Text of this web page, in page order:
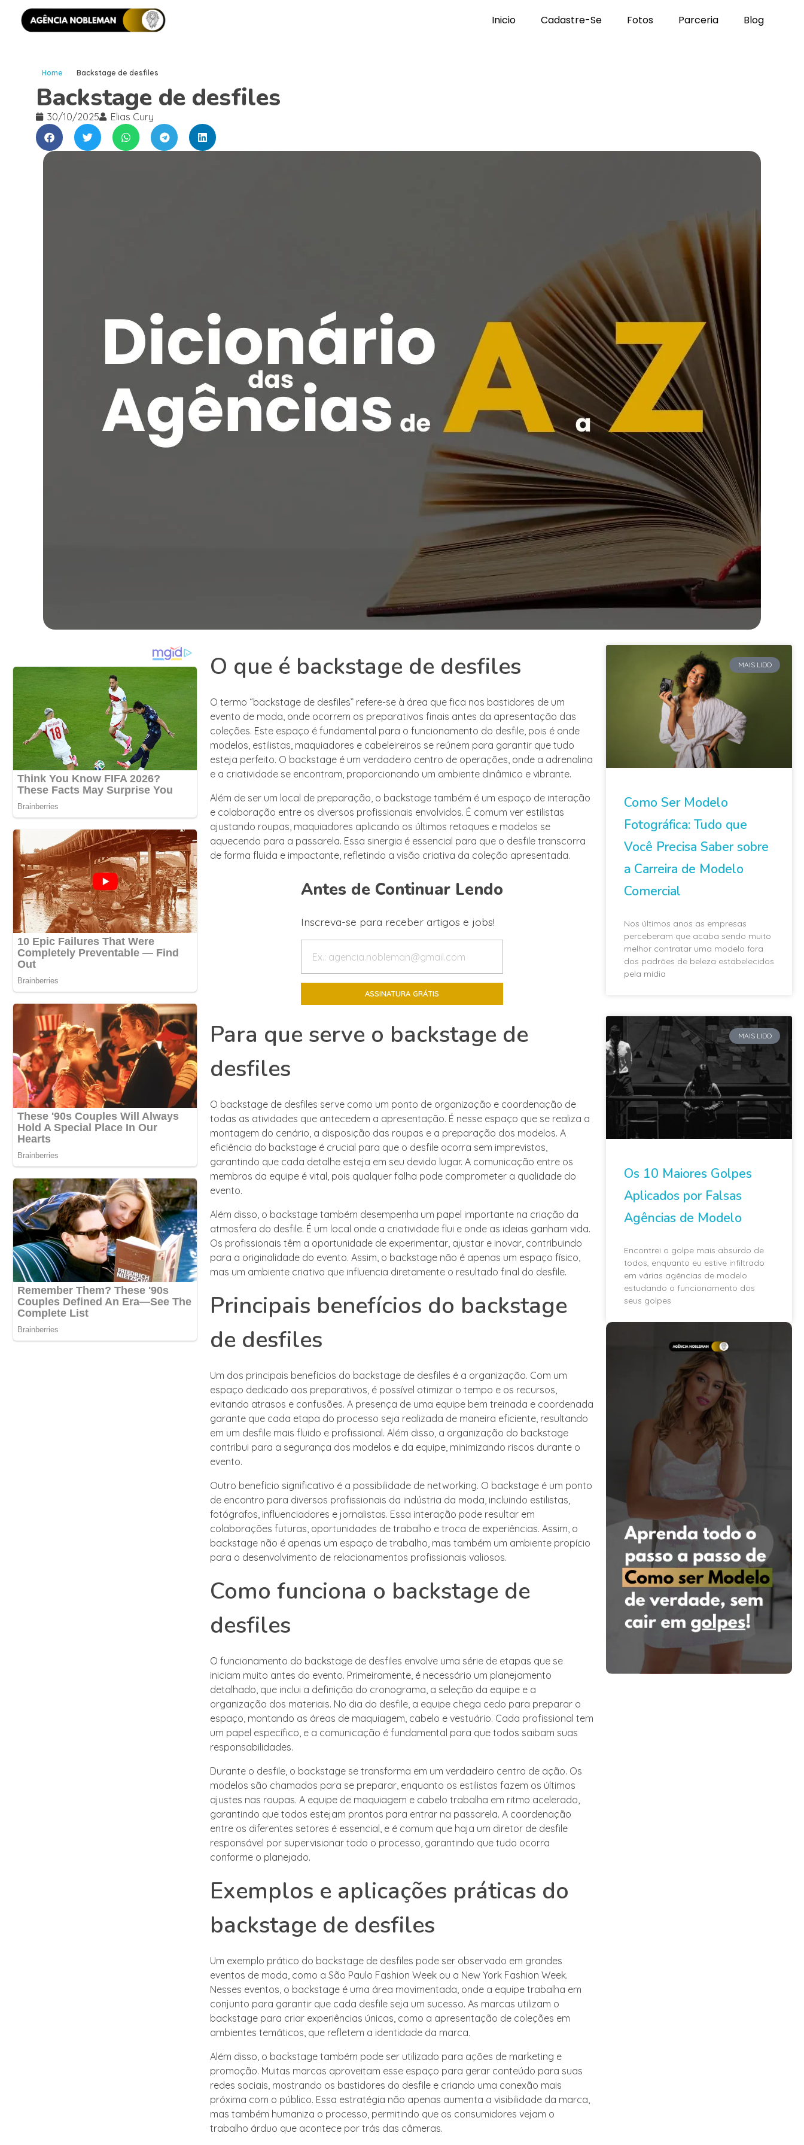
Inicio Cadastre-Se Fotos Parceria Blog
Home Backstage de desfiles
Backstage de desfiles
30/10/2025 Elias Cury
O que é backstage de desfiles
O termo “backstage de desfiles” refere-se à área que fica nos bastidores de um
evento de moda, onde ocorrem os preparativos finais antes da apresentação das
coleções. Este espaço é fundamental para o funcionamento do desfile, pois é onde
modelos, estilistas, maquiadores e cabeleireiros se reúnem para garantir que tudo
esteja perfeito. O backstage é um verdadeiro centro de operações, onde a adrenalina
e a criatividade se encontram, proporcionando um ambiente dinâmico e vibrante.
Além de ser um local de preparação, o backstage também é um espaço de interação
e colaboração entre os diversos profissionais envolvidos. É comum ver estilistas
ajustando roupas, maquiadores aplicando os últimos retoques e modelos se
aquecendo para a passarela. Essa sinergia é essencial para que o desfile transcorra
de forma fluida e impactante, refletindo a visão criativa da coleção apresentada.
Antes de Continuar Lendo
Inscreva-se para receber artigos e jobs!
Para que serve o backstage de
desfiles
O backstage de desfiles serve como um ponto de organização e coordenação de
todas as atividades que antecedem a apresentação. É nesse espaço que se realiza a
montagem do cenário, a disposição das roupas e a preparação dos modelos. A
eficiência do backstage é crucial para que o desfile ocorra sem imprevistos,
garantindo que cada detalhe esteja em seu devido lugar. A comunicação entre os
membros da equipe é vital, pois qualquer falha pode comprometer a qualidade do
evento.
Além disso, o backstage também desempenha um papel importante na criação da
atmosfera do desfile. É um local onde a criatividade flui e onde as ideias ganham vida.
Os profissionais têm a oportunidade de experimentar, ajustar e inovar, contribuindo
para a originalidade do evento. Assim, o backstage não é apenas um espaço físico,
mas um ambiente criativo que influencia diretamente o resultado final do desfile.
Principais benefícios do backstage
de desfiles
Um dos principais benefícios do backstage de desfiles é a organização. Com um
espaço dedicado aos preparativos, é possível otimizar o tempo e os recursos,
evitando atrasos e confusões. A presença de uma equipe bem treinada e coordenada
garante que cada etapa do processo seja realizada de maneira eficiente, resultando
em um desfile mais fluido e profissional. Além disso, a organização do backstage
contribui para a segurança dos modelos e da equipe, minimizando riscos durante o
evento.
Outro benefício significativo é a possibilidade de networking. O backstage é um ponto
de encontro para diversos profissionais da indústria da moda, incluindo estilistas,
fotógrafos, influenciadores e jornalistas. Essa interação pode resultar em
colaborações futuras, oportunidades de trabalho e troca de experiências. Assim, o
backstage não é apenas um espaço de trabalho, mas também um ambiente propício
para o desenvolvimento de relacionamentos profissionais valiosos.
Como funciona o backstage de
desfiles
O funcionamento do backstage de desfiles envolve uma série de etapas que se
iniciam muito antes do evento. Primeiramente, é necessário um planejamento
detalhado, que inclui a definição do cronograma, a seleção da equipe e a
organização dos materiais. No dia do desfile, a equipe chega cedo para preparar o
espaço, montando as áreas de maquiagem, cabelo e vestuário. Cada profissional tem
um papel específico, e a comunicação é fundamental para que todos saibam suas
responsabilidades.
Durante o desfile, o backstage se transforma em um verdadeiro centro de ação. Os
modelos são chamados para se preparar, enquanto os estilistas fazem os últimos
ajustes nas roupas. A equipe de maquiagem e cabelo trabalha em ritmo acelerado,
garantindo que todos estejam prontos para entrar na passarela. A coordenação
entre os diferentes setores é essencial, e é comum que haja um diretor de desfile
responsável por supervisionar todo o processo, garantindo que tudo ocorra
conforme o planejado.
Exemplos e aplicações práticas do
backstage de desfiles
Um exemplo prático do backstage de desfiles pode ser observado em grandes
eventos de moda, como a São Paulo Fashion Week ou a New York Fashion Week.
Nesses eventos, o backstage é uma área movimentada, onde a equipe trabalha em
conjunto para garantir que cada desfile seja um sucesso. As marcas utilizam o
backstage para criar experiências únicas, como a apresentação de coleções em
ambientes temáticos, que refletem a identidade da marca.
Além disso, o backstage também pode ser utilizado para ações de marketing e
promoção. Muitas marcas aproveitam esse espaço para gerar conteúdo para suas
redes sociais, mostrando os bastidores do desfile e criando uma conexão mais
próxima com o público. Essa estratégia não apenas aumenta a visibilidade da marca,
mas também humaniza o processo, permitindo que os consumidores vejam o
trabalho árduo que acontece por trás das câmeras.
MAIS LIDO
Como Ser Modelo
Fotográfica: Tudo que
Você Precisa Saber sobre
a Carreira de Modelo
Comercial
Nos últimos anos as empresas
perceberam que acaba sendo muito
melhor contratar uma modelo fora
dos padrões de beleza estabelecidos
pela mídia
MAIS LIDO
Os 10 Maiores Golpes
Aplicados por Falsas
Agências de Modelo
Encontrei o golpe mais absurdo de
todos, enquanto eu estive infiltrado
em várias agências de modelo
estudando o funcionamento dos
seus golpes